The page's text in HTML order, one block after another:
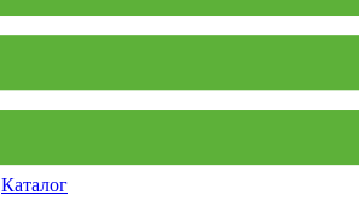
Каталог